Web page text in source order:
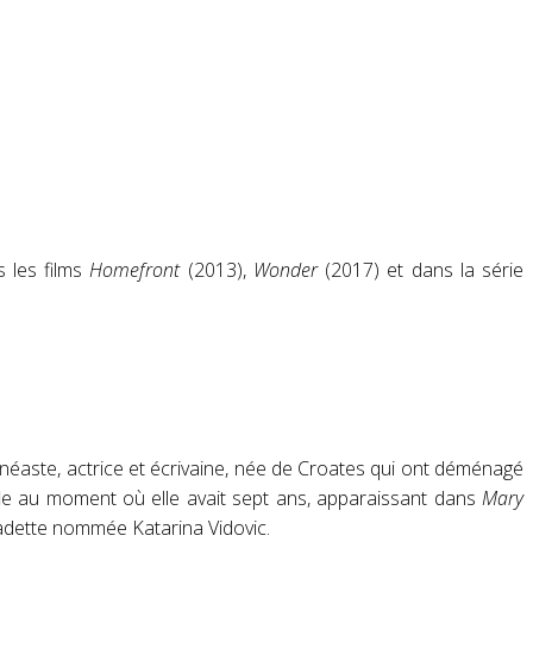
les filmsHomefront(2013), Wonder(2017) et dans la série
actrice et écrivaine, née de Croates qui ont déménagé
au moment où elle avait sept ans, apparaissant dansMary
nommée Katarina Vidovic.